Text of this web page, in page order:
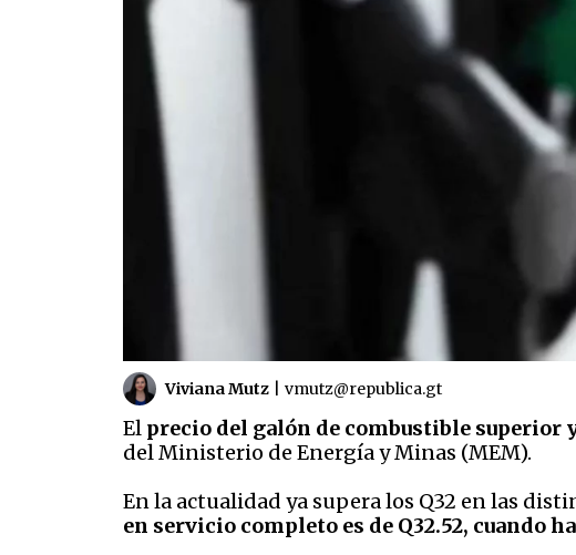
Viviana Mutz vmutz@republica.gt
El precio del galón de combustible superior
del Ministerio de Energía y Minas (MEM).
En la actualidad ya supera los Q32 en las
en servicio completo es de Q32.52, cuando